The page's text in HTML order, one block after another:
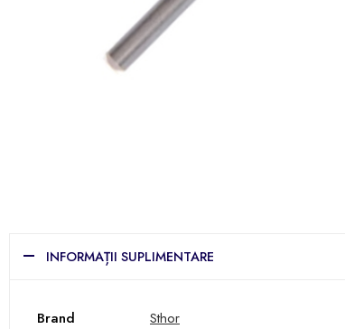
INFORMAȚII SUPLIMENTARE
Brand
Sthor